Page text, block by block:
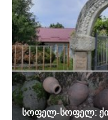
სოფელ-სოფელ: